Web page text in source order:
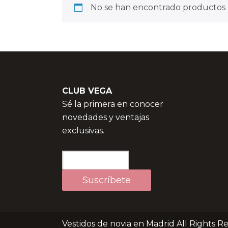
No se han encontrado
CLUB VEGA
Sé la primera en conocer
novedades y ventajas
exclusivas.
Vestidos de novia en Madrid All Rights